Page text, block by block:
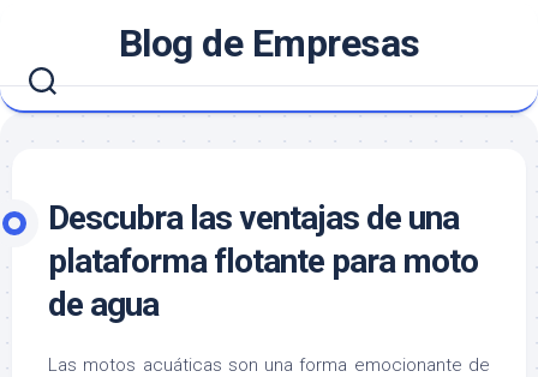
contenido
Blog de Empresas
Descubra las ventajas de una
plataforma flotante para moto
de agua
Las motos acuáticas son una forma emocionante de